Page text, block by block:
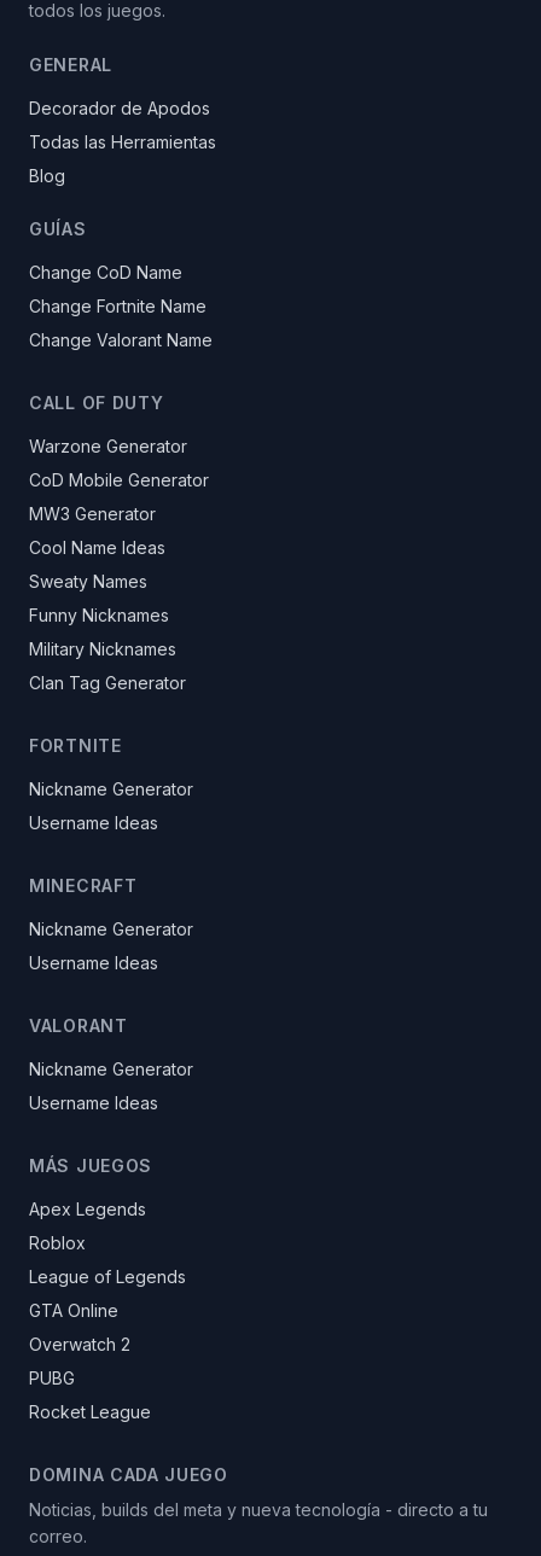
todos los juegos.
GENERAL
Decorador de Apodos
Todas las Herramientas
Blog
GUÍAS
Change CoD Name
Change Fortnite Name
Change Valorant Name
CALL OF DUTY
Warzone Generator
CoD Mobile Generator
MW3 Generator
Cool Name Ideas
Sweaty Names
Funny Nicknames
Military Nicknames
Clan Tag Generator
FORTNITE
Nickname Generator
Username Ideas
MINECRAFT
Nickname Generator
Username Ideas
VALORANT
Nickname Generator
Username Ideas
MÁS JUEGOS
Apex Legends
Roblox
League of Legends
GTA Online
Overwatch 2
PUBG
Rocket League
DOMINA CADA JUEGO
Noticias, builds del meta y nueva tecnología - directo a tu
correo.